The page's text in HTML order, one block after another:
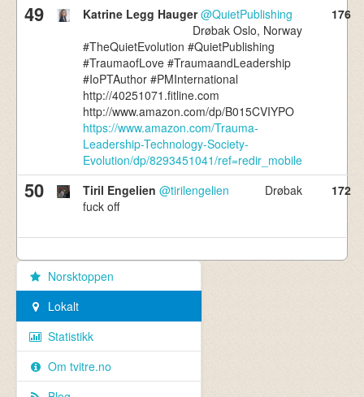
49 Katrine Legg Hauger @QuietPublishing
Drøbak Oslo, Norway
#TheQuietEvolution #QuietPublishing
#TraumaofLove #TraumaandLeadership
#IoPTAuthor #PMInternational
http://40251071.fitline.com
http://www.amazon.com/dp/B015CVIYPO
https://www.amazon.com/Trauma-
Leadership-Technology-Society-
Evolution/dp/8293451041/ref=redir_mobile
176
50 Tiril Engelien @tirilengelien
Drøbak
fuck off
172
Norsktoppen
Lokalt
Statistikk
Om tvitre.no